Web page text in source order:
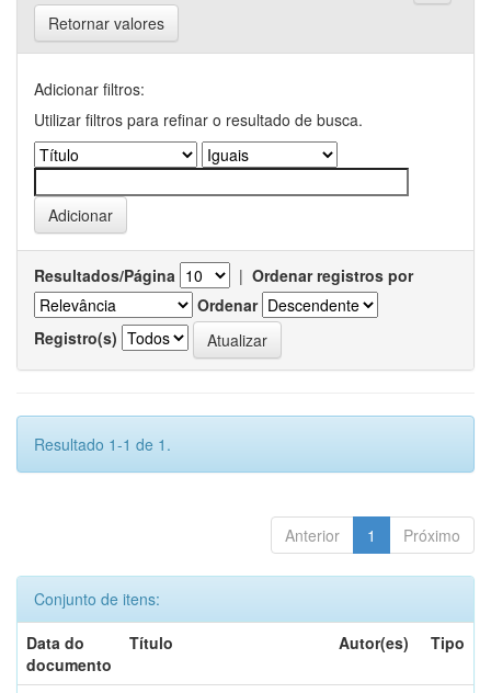
Retornar valores
Adicionar filtros:
Utilizar filtros para refinar o resultado de busca.
Resultados/Página | Ordenar registros por
Ordenar
Registro(s)
Resultado 1-1 de 1.
Anterior 1 Próximo
Conjunto de itens:
Data do
documento
Título Autor(es) Tipo